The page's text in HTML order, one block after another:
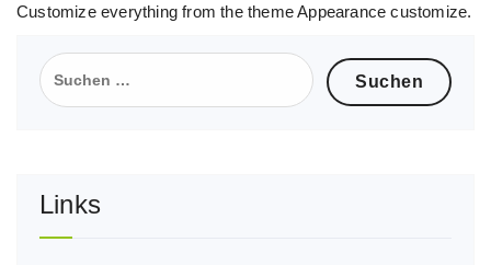
Customize everything from the theme Appearance customize.
Suchen
nach:
Links